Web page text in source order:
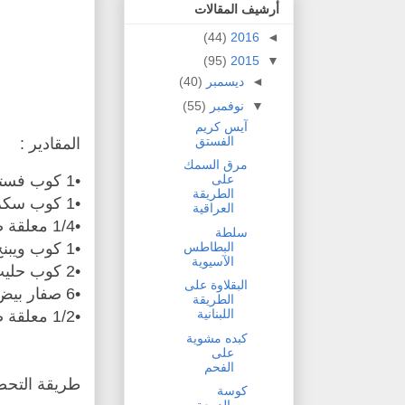
المقادير :
•1 كوب فستق حلبى مقشر وغير مملح
•1 كوب سكر
•1/4 معلقة صغيرة ملح
•1 كوب ويبنج كريم ( كريمة حلويات )
•2 كوب حليب كامل الدسم
•6 صفار بيض
•1/2 معلقة صغيرة خلاصة اللوز
طريقة
أرشيف المقالات
◄
2016
(44)
▼
2015
(95)
◄ ديسمبر (40)
▼ نوفمبر (55)
آيس كريم
الفستق
مرق السمك
على
الطريقة
العراقية
سلطة
البطاطس
الآسيوية
البقلاوة على
الطريقة
اللبنانية
كبده مشوية
على
الفحم
كوسة